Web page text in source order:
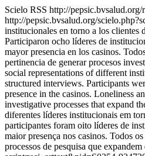
Scielo RSS http://
http://pepsic.bvsalud.org/
institucionales en torno a los clientes
Participaron ocho líderes de
mayor presencia en los casinos.
pertinencia de generar procesos
social representations of different
structured interviews. Participants
presence in the casinos. Loneliness
investigative processes that expand
diferentes líderes institucionais em
participantes foram oito líderes de
maior presença nos casinos. Todos
processos de pesquisa que